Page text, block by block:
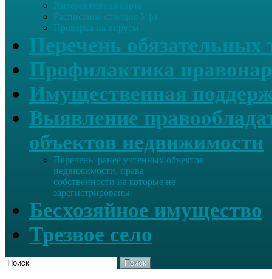
Интерактивная карта
Расписание станция Уфа
Проверка на вирусы
Перечень обязательных
Профилактика
Имущественная
Выявление
объектов недвижимости
Перечень ранее учтенных объектов
недвижимости, права
собственности на которые не
зарегистрированы
Бесхозяйное имущество
Трезвое село
Поиск